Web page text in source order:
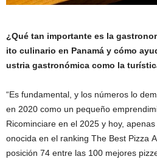
¿Qué tan importante es la
ito culinario en Panamá y cómo
ustria gastronómica como la
“Es fundamental, y los números lo
en 2020 como un pequeño
Ricominciare en el 2025 y hoy,
onocida en el ranking The Best Pizza
posición 74 entre las 100 mejores